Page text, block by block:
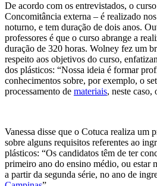
De acordo com os entrevistados, o
Concomitância externa – é realizado
noturno, e tem duração de dois anos.
professores é que o curso abrange a
duração de 320 horas. Wolney fez um
respeito aos objetivos do curso,
dos plásticos: “Nossa ideia é formar
conhecimentos sobre, por exemplo, o
processamento de materiais, neste caso,
Vanessa disse que o Cotuca realiza um
sobre alguns requisitos referentes ao
plásticos: “Os candidatos têm de ter
primeiro ano do ensino médio, ou estar
a partir da segunda série, no ano de